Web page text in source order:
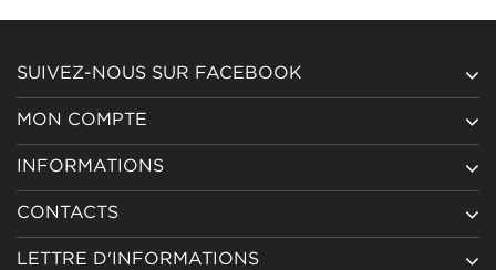
SUIVEZ-NOUS SUR FACEBOOK
MON COMPTE
INFORMATIONS
CONTACTS
LETTRE D'INFORMATIONS